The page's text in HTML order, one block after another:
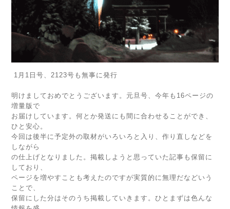
1月1日号、2123号も無事に発行
明けましておめでとうございます。元旦号、今年も16ページの
増量版で
お届けしています。何とか発送にも間に合わせることができ、
ひと安心。
今回は後半に予定外の取材がいろいろと入り、作り直しなどを
しながら
の仕上げとなりました。掲載しようと思っていた記事も保留に
しており、
ページを増やすことも考えたのですが実質的に無理だなどいう
ことで、
保留にした分はそのうち掲載していきます。ひとまずは色んな